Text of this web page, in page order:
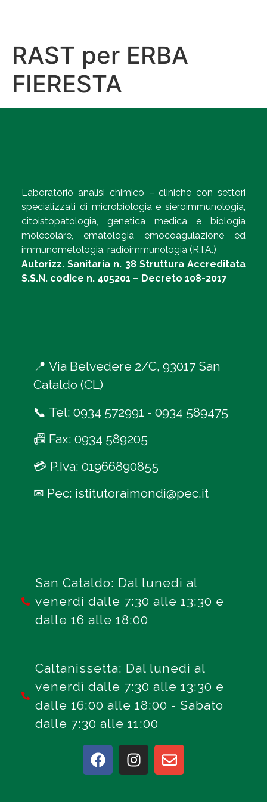
RAST per ERBA
FIERESTA
Laboratorio analisi chimico – cliniche con settori
specializzati di microbiologia e sieroimmunologia,
citoistopatologia, genetica medica e biologia
molecolare, ematologia emocoagulazione ed
immunometologia, radioimmunologia (R.I.A.)
Autorizz. Sanitaria n. 38 Struttura Accreditata
S.S.N. codice n. 405201 – Decreto 108-2017
📍 Via Belvedere 2/C, 93017 San
Cataldo (CL)
📞 Tel: 0934 572991 - 0934 589475
📠 Fax: 0934 589205
💳 P.Iva: 01966890855
✉ Pec: istitutoraimondi@pec.it
San Cataldo: Dal lunedi al
venerdì dalle 7:30 alle 13:30 e
dalle 16 alle 18:00
Caltanissetta: Dal lunedì al
venerdì dalle 7:30 alle 13:30 e
dalle 16:00 alle 18:00 - Sabato
dalle 7:30 alle 11:00